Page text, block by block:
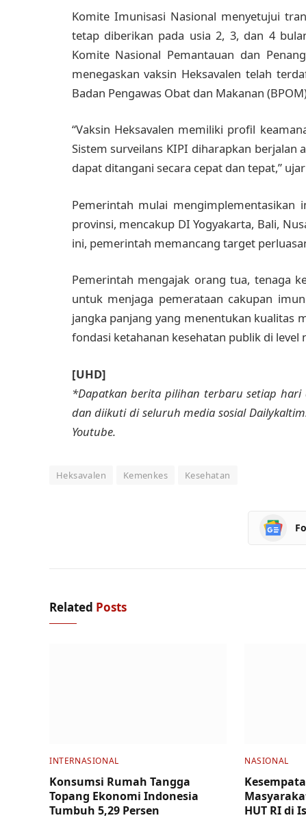
Komite Imunisasi Nasional menyetujui
tetap diberikan pada usia 2, 3, dan 4
Komite Nasional Pemantauan dan
menegaskan vaksin Heksavalen telah
Badan Pengawas Obat dan Makanan
“Vaksin Heksavalen memiliki profil
Sistem surveilans KIPI diharapkan
dapat ditangani secara cepat dan tepat,”
Pemerintah mulai mengimplementasikan
provinsi, mencakup DI Yogyakarta, Bali,
ini, pemerintah memancang target
Pemerintah mengajak orang tua, tenaga
untuk menjaga pemerataan cakupan
jangka panjang yang menentukan kualitas
fondasi ketahanan kesehatan publik di level
[UHD]
*Dapatkan berita pilihan terbaru setiap
dan diikuti di seluruh media sosial
Youtube.
Heksavalen Kemenkes Kesehatan
Related Posts
INTERNASIONAL
Konsumsi Rumah Tangga
Topang Ekonomi Indonesia
Tumbuh 5,29 Persen
NASIONAL
HUT RI di